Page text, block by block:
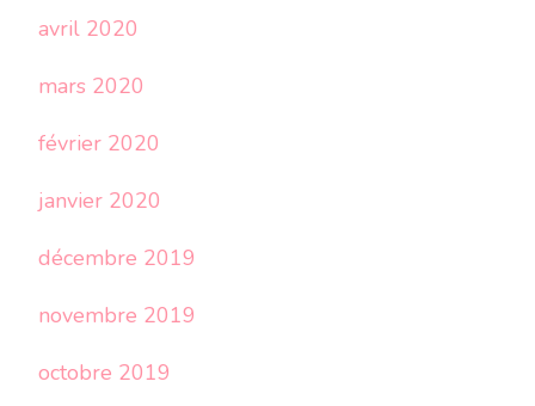
avril 2020
mars 2020
février 2020
janvier 2020
décembre 2019
novembre 2019
octobre 2019